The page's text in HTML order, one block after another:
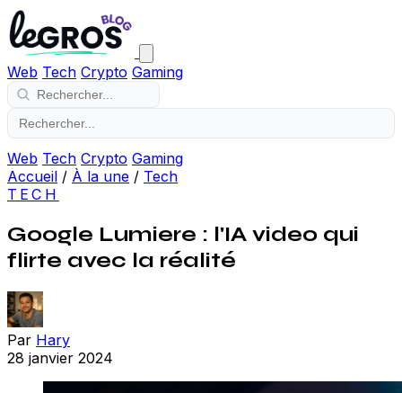
Web Tech Crypto Gaming
Web Tech Crypto Gaming
Accueil / À la une / Tech
TECH
Google Lumiere : l'IA video qui
flirte avec la réalité
Par Hary
28 janvier 2024